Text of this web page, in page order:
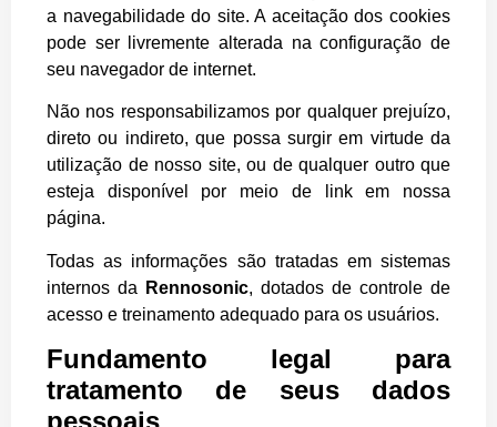
a navegabilidade do site. A aceitação dos cookies
pode ser livremente alterada na configuração de
seu navegador de internet.
Não nos responsabilizamos por qualquer prejuízo,
direto ou indireto, que possa surgir em virtude da
utilização de nosso site, ou de qualquer outro que
esteja disponível por meio de link em nossa
página.
Todas as informações são tratadas em sistemas
internos da
Rennosonic, dotados de controle de
acesso e treinamento adequado para os usuários.
Fundamento legal para
tratamento de seus dados